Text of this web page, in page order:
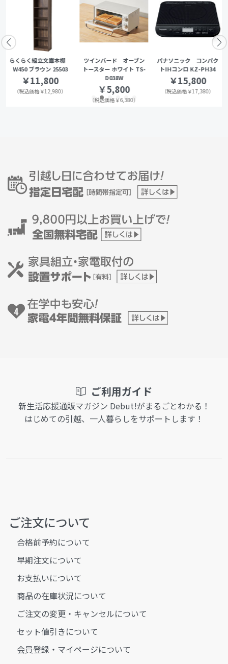
らくらく組立文庫本棚
W450 ブラウン 25503
￥11,800
（税込価格￥12,980）
ツインバード オーブン
トースター ホワイト TS-
D038W
￥5,800
（税込価格￥6,380）
パナソニック コンパク
トIHコンロ KZ-PH34
￥15,800
（税込価格￥17,380）
ご利用ガイド
新生活応援通販マガジン Debut!がまるごとわかる！
はじめての引越、一人暮らしをサポートします！
ご注文について
合格前予約について
早期注文について
お支払いについて
商品の在庫状況について
ご注文の変更・キャンセルについて
セット値引きについて
会員登録・マイページについて